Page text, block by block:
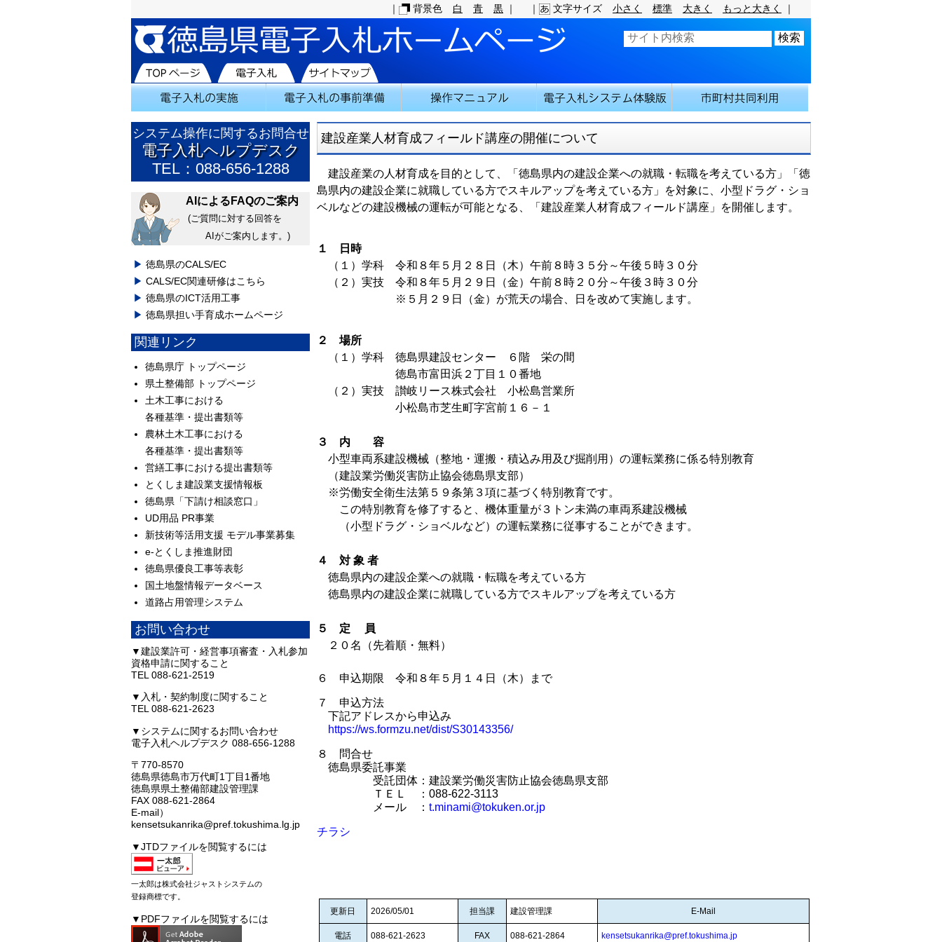
｜ 背景色 白 青 黒 ｜ ｜ 文字サイズ 小さく 標準 大きく もっと大きく ｜
建設産業人材育成フィールド講座の開催について
建設産業の人材育成を目的として、「徳島県内の建設企業への就職・転職を考えている方」「徳
島県内の建設企業に就職している方でスキルアップを考えている方」を対象に、小型ドラグ・ショ
ベルなどの建設機械の運転が可能となる、「建設産業人材育成フィールド講座」を開催します。
１ 日時
（１）学科 令和８年５月２８日（木）午前８時３５分～午後５時３０分
（２）実技 令和８年５月２９日（金）午前８時２０分～午後３時３０分
※５月２９日（金）が荒天の場合、日を改めて実施します。
２ 場所
（１）学科 徳島県建設センター ６階 栄の間
徳島市富田浜２丁目１０番地
（２）実技 讃岐リース株式会社 小松島営業所
小松島市芝生町字宮前１６－１
３ 内 容
小型車両系建設機械（整地・運搬・積込み用及び掘削用）の運転業務に係る特別教育
（建設業労働災害防止協会徳島県支部）
※労働安全衛生法第５９条第３項に基づく特別教育です。
この特別教育を修了すると、機体重量が３トン未満の車両系建設機械
（小型ドラグ・ショベルなど）の運転業務に従事することができます。
４ 対 象 者
徳島県内の建設企業への就職・転職を考えている方
徳島県内の建設企業に就職している方でスキルアップを考えている方
５ 定 員
２０名（先着順・無料）
６ 申込期限 令和８年５月１４日（木）まで
７ 申込方法
下記アドレスから申込み
https://ws.formzu.net/dist/S30143356/
８ 問合せ
徳島県委託事業
受託団体：建設業労働災害防止協会徳島県支部
ＴＥＬ ：088-622-3113
メール ： t.minami@tokuken.or.jp
チラシ
更新日 2026/05/01 担当課 建設管理課 E-Mail
電話 088-621-2623 FAX 088-621-2864 kensetsukanrika@pref.tokushima.jp
システム操作に関するお問合せ
電子入札ヘルプデスク
TEL：088-656-1288
AIによるFAQのご案内
(ご質問に対する回答を
AIがご案内します。)
徳島県のCALS/EC
CALS/EC関連研修はこちら
徳島県のICT活用工事
徳島県担い手育成ホームページ
関連リンク
徳島県庁 トップページ
県土整備部 トップページ
土木工事における
各種基準・提出書類等
農林土木工事における
各種基準・提出書類等
営繕工事における提出書類等
とくしま建設業支援情報板
徳島県「下請け相談窓口」
UD用品 PR事業
新技術等活用支援 モデル事業募集
e-とくしま推進財団
徳島県優良工事等表彰
国土地盤情報データベース
道路占用管理システム
お問い合わせ
▼建設業許可・経営事項審査・入札参加
資格申請に関すること
TEL 088-621-2519
▼入札・契約制度に関すること
TEL 088-621-2623
▼システムに関するお問い合わせ
電子入札ヘルプデスク 088-656-1288
〒770-8570
徳島県徳島市万代町1丁目1番地
徳島県県土整備部建設管理課
FAX 088-621-2864
E-mail）
kensetsukanrika@pref.tokushima.lg.jp
▼JTDファイルを閲覧するには
一太郎は株式会社ジャストシステムの
登録商標です。
▼PDFファイルを閲覧するには